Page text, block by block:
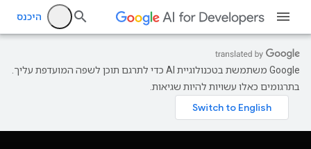
היכנס
‫Google משתמשת בטכנולוגיית AI כדי לתרגם תוכן לשפה המועדפת עליך.
בתרגומים כאלו עשויות להיות שגיאות.